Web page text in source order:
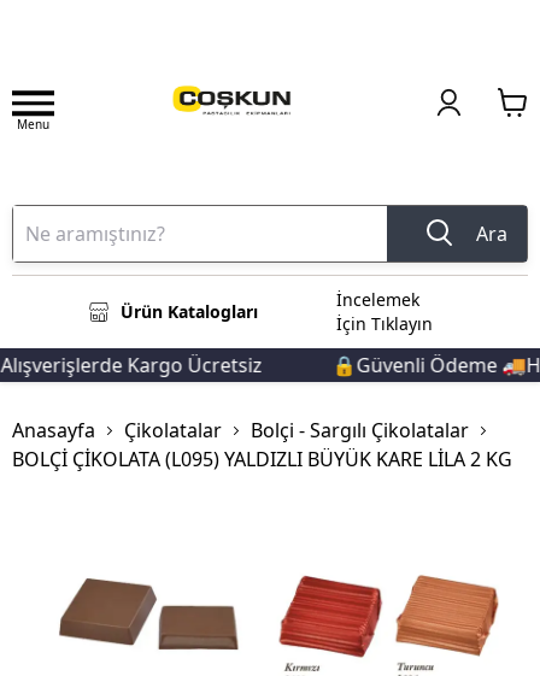
Menu
Ara
Ürün Katalogları
İncelemek
İçin Tıklayın
Kargo Ücretsiz 🔒Güvenli Ödeme
Anasayfa Çikolatalar
Bolçi - Sargılı Çikolatalar
BOLÇİ ÇİKOLATA (L095) YALDIZLI BÜYÜK KARE LİLA 2 KG